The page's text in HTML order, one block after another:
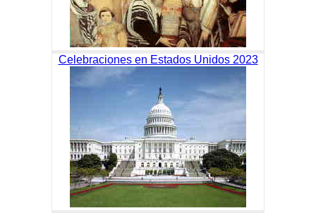
Celebraciones en Estados Unidos 2023